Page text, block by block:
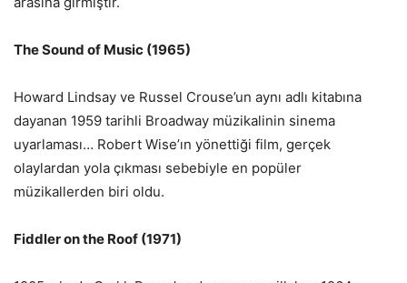
The Sound of Music (1965)
Howard Lindsay ve Russel Crouse’un aynı adlı kitabına
dayanan 1959 tarihli Broadway müzikalinin sinema
uyarlaması… Robert Wise’ın yönettiği film, gerçek
olaylardan yola çıkması sebebiyle en popüler
müzikallerden biri oldu.
Fiddler on the Roof (1971)